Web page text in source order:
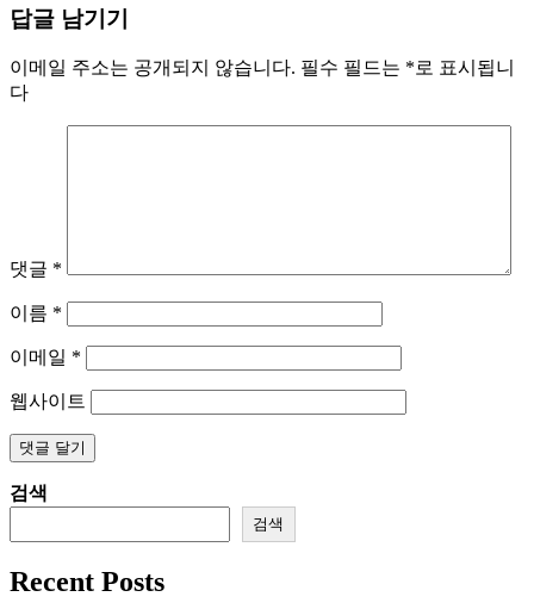
답글 남기기
이메일 주소는 공개되지 않습니다. 필수 필드는 *로 표시됩니
다
댓글 *
이름 *
이메일 *
웹사이트
검색
검색
Recent Posts